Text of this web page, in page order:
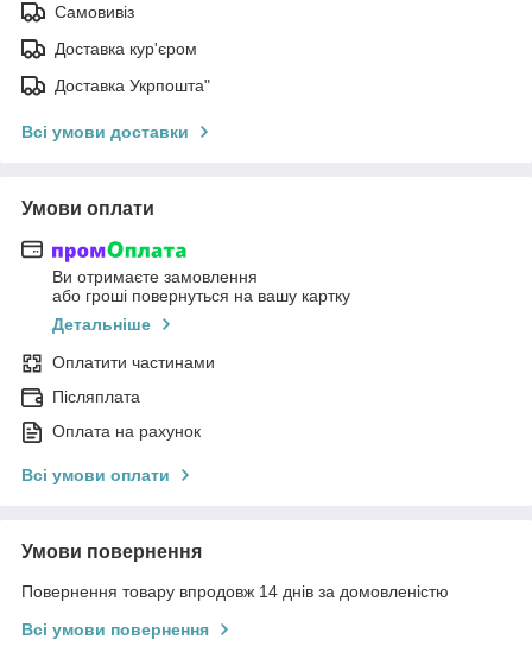
Самовивіз
Доставка кур'єром
Доставка Укрпошта"
Всі умови доставки
Умови оплати
Ви отримаєте замовлення
або гроші повернуться на вашу картку
Детальніше
Оплатити частинами
Післяплата
Оплата на рахунок
Всі умови оплати
Умови повернення
Повернення товару впродовж 14 днів за домовленістю
Всі умови повернення